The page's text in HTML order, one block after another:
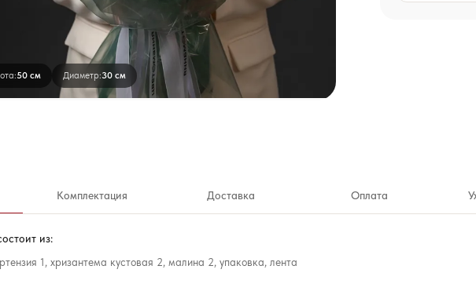
50 см Диаметр:30 см
Комплектация Доставка Оплата
из:
1, хризантема кустовая 2, малина 2, упаковка, лента